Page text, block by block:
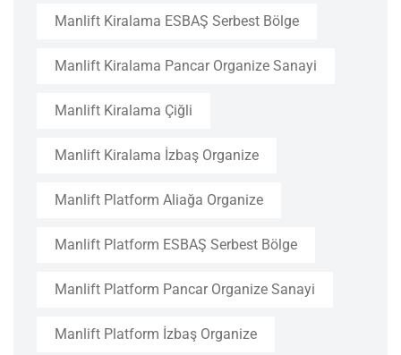
Manlift Kiralama ESBAŞ Serbest Bölge
Manlift Kiralama Pancar Organize Sanayi
Manlift Kiralama Çiğli
Manlift Kiralama İzbaş Organize
Manlift Platform Aliağa Organize
Manlift Platform ESBAŞ Serbest Bölge
Manlift Platform Pancar Organize Sanayi
Manlift Platform İzbaş Organize